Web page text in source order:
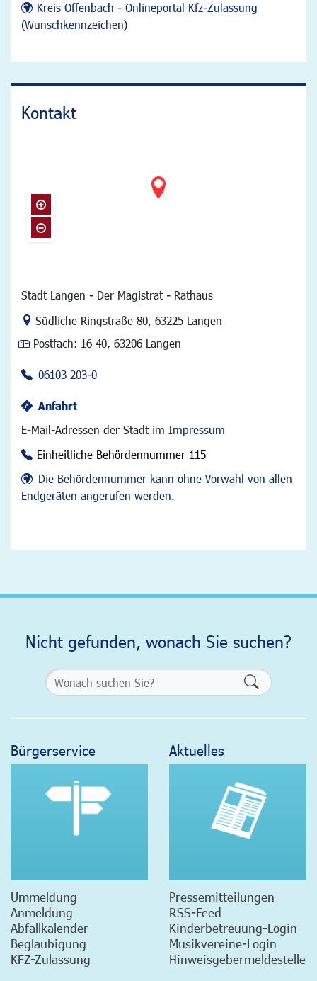
Kreis Offenbach - Onlineportal Kfz-Zulassung
(Wunschkennzeichen)
Kontakt
Stadt Langen - Der Magistrat - Rathaus
Link zur Google-Maps Navigation
Südliche Ringstraße 80, 63225 Langen
Postfach: 16 40, 63206 Langen
06103 203-0
Anfahrt
E-Mail-Adressen der Stadt im Impressum
Einheitliche Behördennummer 115
Die Behördennummer kann ohne Vorwahl von allen
Endgeräten angerufen werden.
Nicht gefunden, wonach Sie suchen?
Bürgerservice
Ummeldung
Anmeldung
Abfallkalender
Beglaubigung
KFZ-Zulassung
Aktuelles
Pressemitteilungen
RSS-Feed
Kinderbetreuung-Login
Musikvereine-Login
Hinweisgebermeldestelle